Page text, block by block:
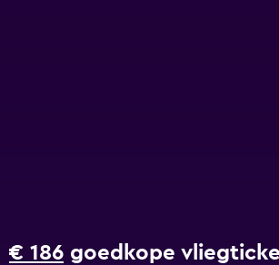
€ 186 goedkope